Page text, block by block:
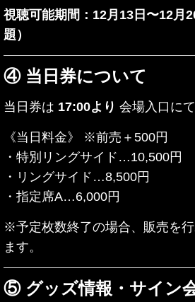
視聴可能期間：12月13日〜12月
題）
④ 当日券について
当日券は 17:00より 会場入口に
《当日料金》 ※前売＋500円
・特別リングサイド…10,500円
・リングサイド…8,500円
・指定席A…6,000円
※予定枚数終了の場合、販売を
ます。
⑤ グッズ情報・サイン